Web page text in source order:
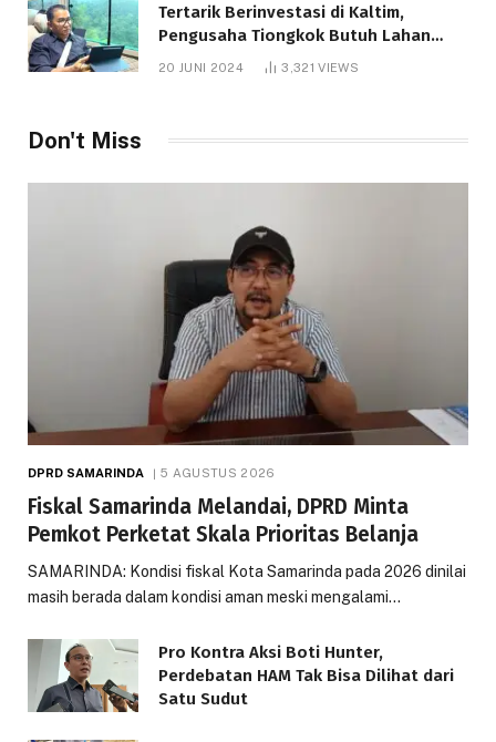
Tertarik Berinvestasi di Kaltim,
Pengusaha Tiongkok Butuh Lahan
1.000 Hektare
20 JUNI 2024 3,321VIEWS
Don't Miss
DPRD SAMARINDA 5 AGUSTUS 2026
Fiskal Samarinda Melandai, DPRD Minta
Pemkot Perketat Skala Prioritas Belanja
SAMARINDA: Kondisi fiskal Kota Samarinda pada 2026 dinilai
masih berada dalam kondisi aman meski mengalami…
Pro Kontra Aksi Boti Hunter,
Perdebatan HAM Tak Bisa Dilihat dari
Satu Sudut